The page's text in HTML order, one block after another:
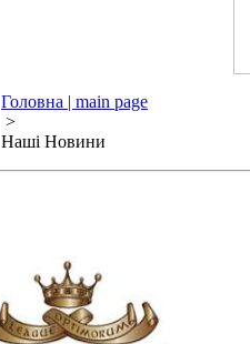
Головна | main page
>
Наші Новини